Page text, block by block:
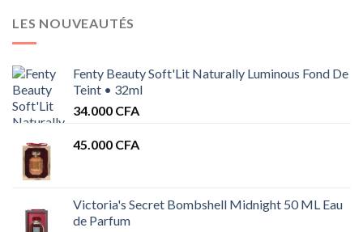
LES NOUVEAUTÉS
Fenty Beauty Soft'Lit Naturally Luminous Fond De
Teint • 32ml
34.000 CFA
45.000 CFA
Victoria's Secret Bombshell Midnight 50 ML Eau
de Parfum